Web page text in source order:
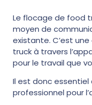
Le flocage de food
moyen de
existante. C’est
truck à travers
pour le travail que
Il est donc
professionnel pour